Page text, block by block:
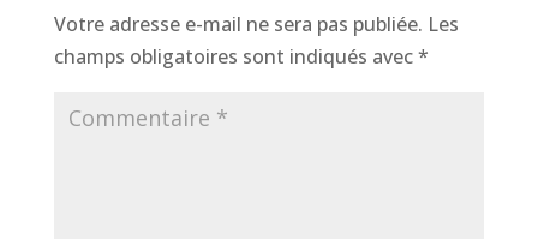
Votre adresse e-mail ne sera pas publiée. Les
champs obligatoires sont indiqués avec*